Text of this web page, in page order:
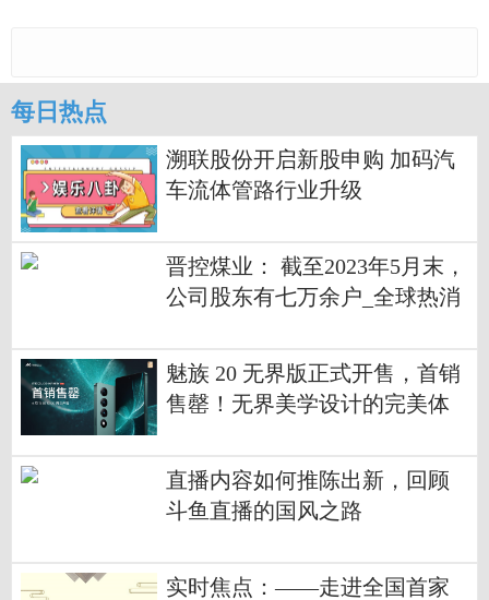
每日热点
溯联股份开启新股申购 加码汽
车流体管路行业升级
晋控煤业： 截至2023年5月末，
公司股东有七万余户_全球热消
魅族 20 无界版正式开售，首销
售罄！无界美学设计的完美体
直播内容如何推陈出新，回顾
斗鱼直播的国风之路
实时焦点：——走进全国首家